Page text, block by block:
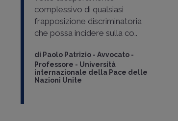
complessivo di qualsiasi
frapposizione discriminatoria
che possa incidere sulla co..
di Paolo Patrizio - Avvocato -
Professore - Università
internazionale della Pace delle
Nazioni Unite